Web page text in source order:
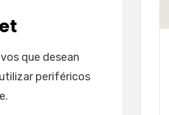
que desean
periféricos